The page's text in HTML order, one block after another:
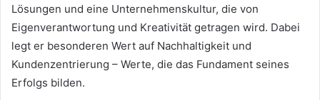
Lösungen und eine Unternehmenskultur, die von
Eigenverantwortung und Kreativität getragen wird. Dabei
legt er besonderen Wert auf Nachhaltigkeit und
Kundenzentrierung – Werte, die das Fundament seines
Erfolgs bilden.